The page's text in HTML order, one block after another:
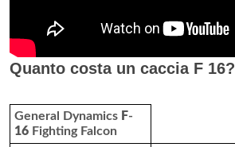
Quanto costa un caccia F 16?
General Dynamics F-
16 Fighting Falcon